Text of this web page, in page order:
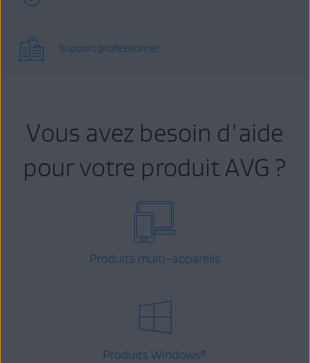
Support professionnel
Vous avez besoin d'aide
pour votre produit AVG ?
Produits multi-appareils
Produits Windows®